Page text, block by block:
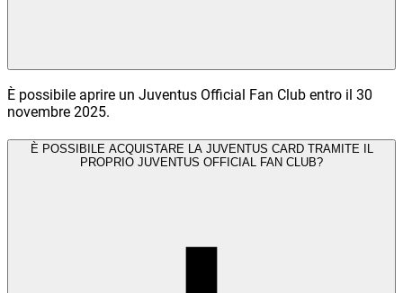
È possibile aprire un Juventus Official Fan Club entro il 30
novembre 2025.
È POSSIBILE ACQUISTARE LA JUVENTUS CARD TRAMITE IL
PROPRIO JUVENTUS OFFICIAL FAN CLUB?